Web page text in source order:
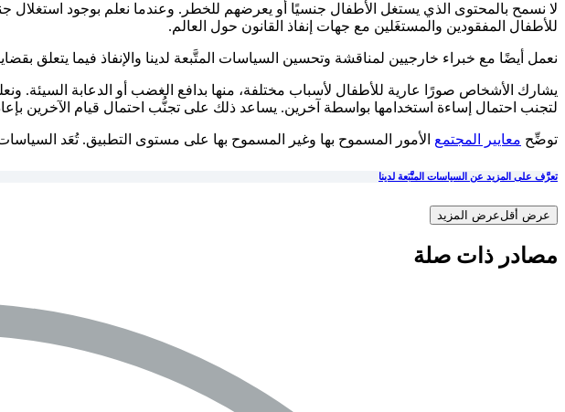
للأطفال المفقودين والمستغَلين مع جهات إنفاذ القانون حول العالم.
نعمل أيضًا مع خبراء خارجيين لمناقشة وتحسين السياسات المتَّبعة لدينا والإنفاذ فيما يتعلق
يشارك الأشخاص صورًا عارية للأطفال لأسباب مختلفة، منها بدافع الغضب أو الدعابة السيئة.
لتجنب احتمال إساءة استخدامها بواسطة آخرين. يساعد ذلك على تجنُّب احتمال قيام الآخرين
توضِّح معايير المجتمع الأمور المسموح بها وغير المسموح بها على مستوى التطبيق. تُعَد السياسات
تعرَّف على المزيد عن السياسات المتَّبَعة لدينا
عرض أقلعرض المزيد
مصادر ذات صلة